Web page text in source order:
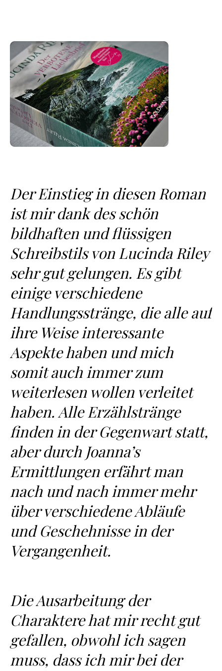
Der Einstieg in diesen Roman
ist mir dank des schön
bildhaften und flüssigen
Schreibstils von Lucinda Riley
sehr gut gelungen. Es gibt
einige verschiedene
Handlungsstränge, die alle auf
ihre Weise interessante
Aspekte haben und mich
somit auch immer zum
weiterlesen wollen verleitet
haben. Alle Erzählstränge
finden in der Gegenwart statt,
aber durch Joanna’s
Ermittlungen erfährt man
nach und nach immer mehr
über verschiedene Abläufe
und Geschehnisse in der
Vergangenheit.
Die Ausarbeitung der
Charaktere hat mir recht gut
gefallen, obwohl ich sagen
muss, dass ich mir bei der